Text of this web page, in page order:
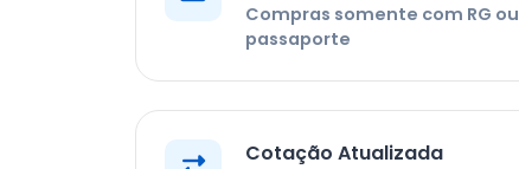
Compras somente com RG ou
passaporte
Cotação Atualizada